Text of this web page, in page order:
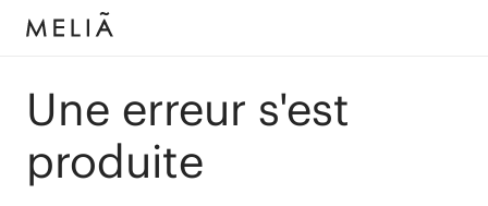
Une erreur s'est
produite